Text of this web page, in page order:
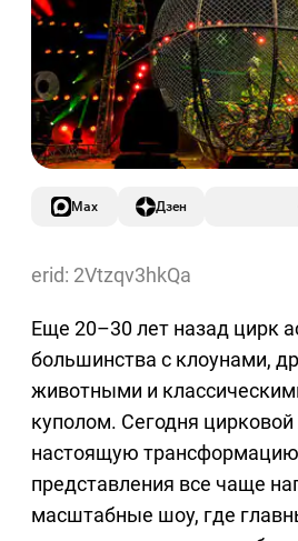
Max Дзен
erid: 2Vtzqv3hkQa
Еще 20–30 лет назад цирк
большинства с клоунами,
животными и
куполом. Сегодня
настоящую
представления все чаще
масштабные шоу, где